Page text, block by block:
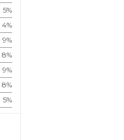
5%
4%
9%
8%
9%
8%
5%